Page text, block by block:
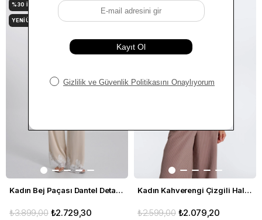
Kadın Bej Paçası Dantel Detaylı Rahat Pantolon
₺2.729,30
₺3.899,00
%30 İNDIRIM
YENI ÜRÜN
Kadın Kahverengi Çizgili Halter Yaka Kruvaze Yelek
₺2.079,20
₺2.599,00